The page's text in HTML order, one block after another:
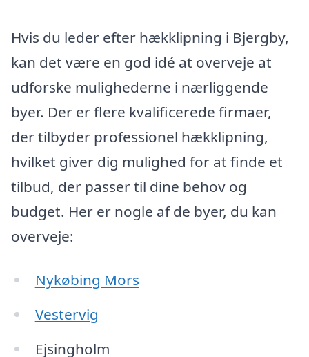
Hvis du leder efter hækklipning i Bjergby,
kan det være en god idé at overveje at
udforske mulighederne i nærliggende
byer. Der er flere kvalificerede firmaer,
der tilbyder professionel hækklipning,
hvilket giver dig mulighed for at finde et
tilbud, der passer til dine behov og
budget. Her er nogle af de byer, du kan
overveje:
Nykøbing Mors
Vestervig
Ejsingholm